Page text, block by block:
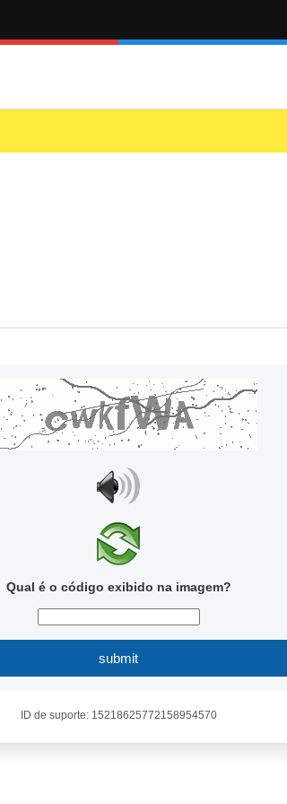
Qual é o código exibido na imagem?
submit
ID de suporte: 15218625772158954570